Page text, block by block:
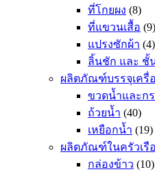
ที่โกยผง (8)
ที่แขวนเสื้อ (9)
แปรงซักผ้า (4)
ลิ้นชัก และ ชั้
ผลิตภัณฑ์บรรจุเครื่
ขวดน้ำและก
ถ้วยน้ำ (40)
เหยือกน้ำ (19)
ผลิตภัณฑ์ในครัวเรื
กล่องข้าว (10)